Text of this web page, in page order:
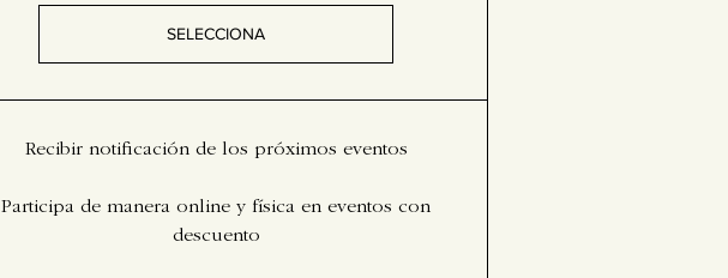
SELECCIONA
Recibir notificación de los próximos eventos
Participa de manera online y física en eventos con
descuento